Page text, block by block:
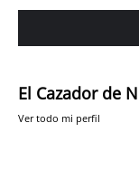
El Cazador de
Ver todo mi perfil